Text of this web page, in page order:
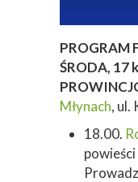
PROGRAM
ŚRODA, 17
Młynach, ul.
18.00.